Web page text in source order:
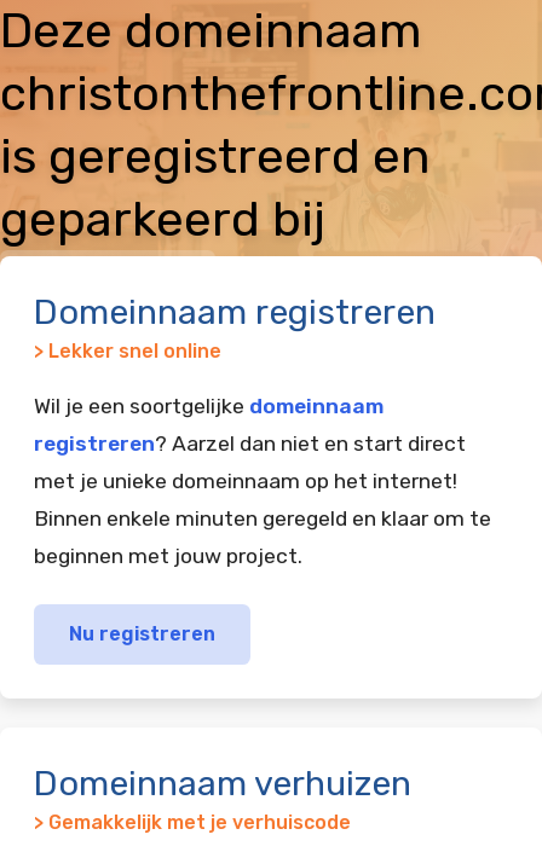
Deze domeinnaam
is geregistreerd en
geparkeerd bij
Domeinnaam registreren
> Lekker snel online
Wil je een soortgelijke domeinnaam
registreren? Aarzel dan niet en start direct
met je unieke domeinnaam op het internet!
Binnen enkele minuten geregeld en klaar om te
beginnen met jouw project.
Nu registreren
Domeinnaam verhuizen
> Gemakkelijk met je verhuiscode